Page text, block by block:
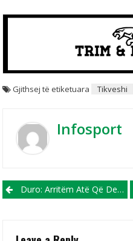
Gjithsej të etiketuara Tikveshi
Infosport
Post navigation
Duro: Arritëm Atë Që Deshëm, Fitore Më Se E Merituar